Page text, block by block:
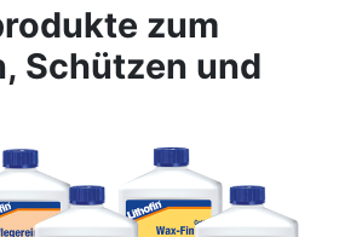
zum
Schützen und